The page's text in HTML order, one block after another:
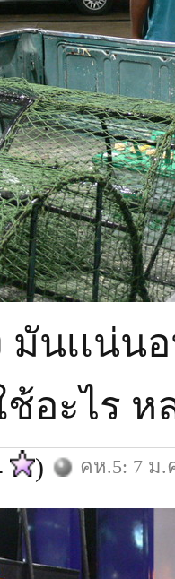
นเเน่น
ช้อะไร
) คห.5: 7 ม.